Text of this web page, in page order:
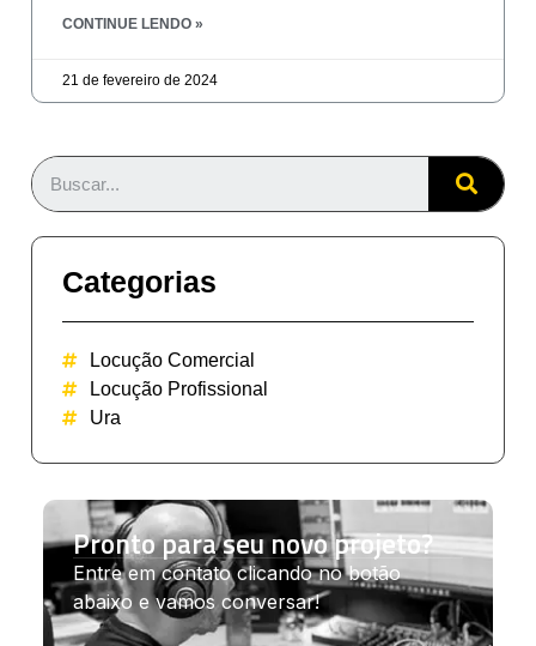
CONTINUE LENDO »
21 de fevereiro de 2024
Categorias
Locução Comercial
Locução Profissional
Ura
Pronto para seu novo projeto?
Entre em contato clicando no botão
abaixo e vamos conversar!